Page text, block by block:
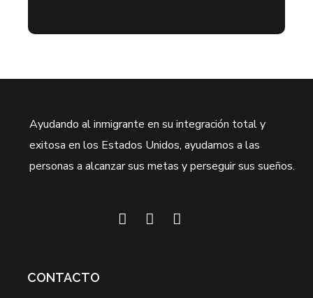
Ayudando al inmigrante en su integración total y
exitosa en los Estados Unidos, ayudamos a las
personas a alcanzar sus metas y perseguir sus sueños.
CONTACTO